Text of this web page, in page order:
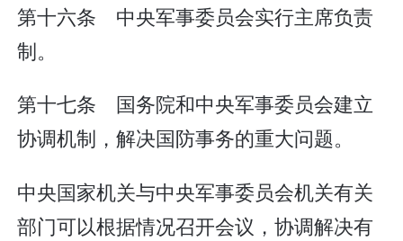
第十六条 中央军事委员会实行主席负责
制。
第十七条 国务院和中央军事委员会建立
协调机制，解决国防事务的重大问题。
中央国家机关与中央军事委员会机关有关
部门可以根据情况召开会议，协调解决有